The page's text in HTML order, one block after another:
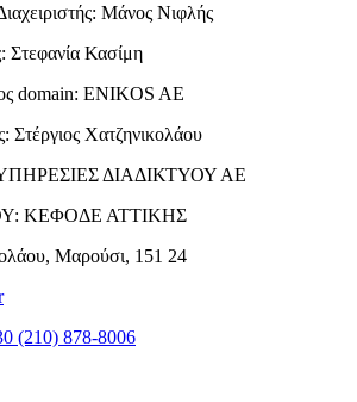
Μάνος Νιφλής
Στεφανία Κασίμη
domain: ENIKOS AE
Στέργιος Χατζηνικολάου
ΔΙΑΔΙΚΤΥΟΥ ΑΕ
ΚΕΦΟΔΕ ΑΤΤΙΚΗΣ
Μαρούσι, 151 24
(210) 878-8006